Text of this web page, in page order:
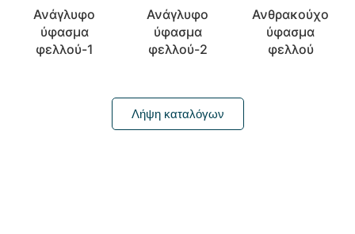
Ανάγλυφο
ύφασμα
φελλού-1
Ανάγλυφο
ύφασμα
φελλού-2
Ανθρακούχο
ύφασμα
φελλού
Λήψη καταλόγων